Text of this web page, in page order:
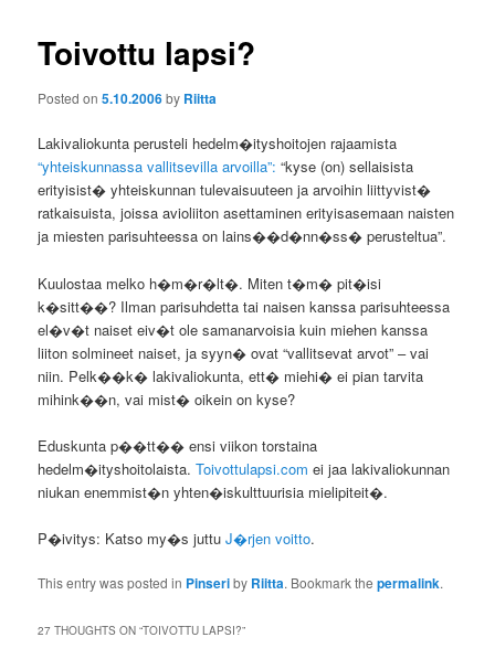
Toivottu lapsi?
Posted on5.10.2006by Riitta
Lakivaliokunta perusteli hedelm�ityshoitojen rajaamista
“yhteiskunnassa vallitsevilla arvoilla”:“kyse (on) sellaisista
erityisist� yhteiskunnan tulevaisuuteen ja arvoihin liittyvist�
ratkaisuista, joissa avioliiton asettaminen erityisasemaan naisten
ja miesten parisuhteessa on lains��d�nn�ss� perusteltua”.
Kuulostaa melko h�m�r�lt�. Miten t�m� pit�isi
k�sitt��? Ilman parisuhdetta tai naisen kanssa parisuhteessa
el�v�t naiset eiv�t ole samanarvoisia kuin miehen kanssa
liiton solmineet naiset, ja syyn� ovat “vallitsevat arvot” – vai
niin. Pelk��k� lakivaliokunta, ett� miehi� ei pian tarvita
mihink��n, vai mist� oikein on kyse?
Eduskunta p��tt�� ensi viikon torstaina
hedelm�ityshoitolaista.Toivottulapsi.com ei jaa lakivaliokunnan
niukan enemmist�n yhten�iskulttuurisia mielipiteit�.
P�ivitys: Katso my�s juttu J�rjen voitto.
This entry was posted in Pinseriby Riitta. Bookmark thepermalink.
27 THOUGHTS ON “TOIVOTTU LAPSI?”